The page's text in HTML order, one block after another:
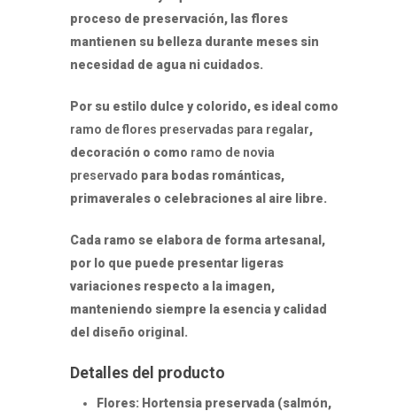
proceso de preservación, las flores
mantienen su belleza durante meses sin
necesidad de agua ni cuidados.
Por su estilo dulce y colorido, es ideal como
ramo de flores preservadas para regalar,
decoración o como ramo de novia
preservado para bodas románticas,
primaverales o celebraciones al aire libre.
Cada ramo se elabora de forma artesanal,
por lo que puede presentar ligeras
variaciones respecto a la imagen,
manteniendo siempre la esencia y calidad
del diseño original.
Detalles del producto
Flores: Hortensia preservada (salmón,